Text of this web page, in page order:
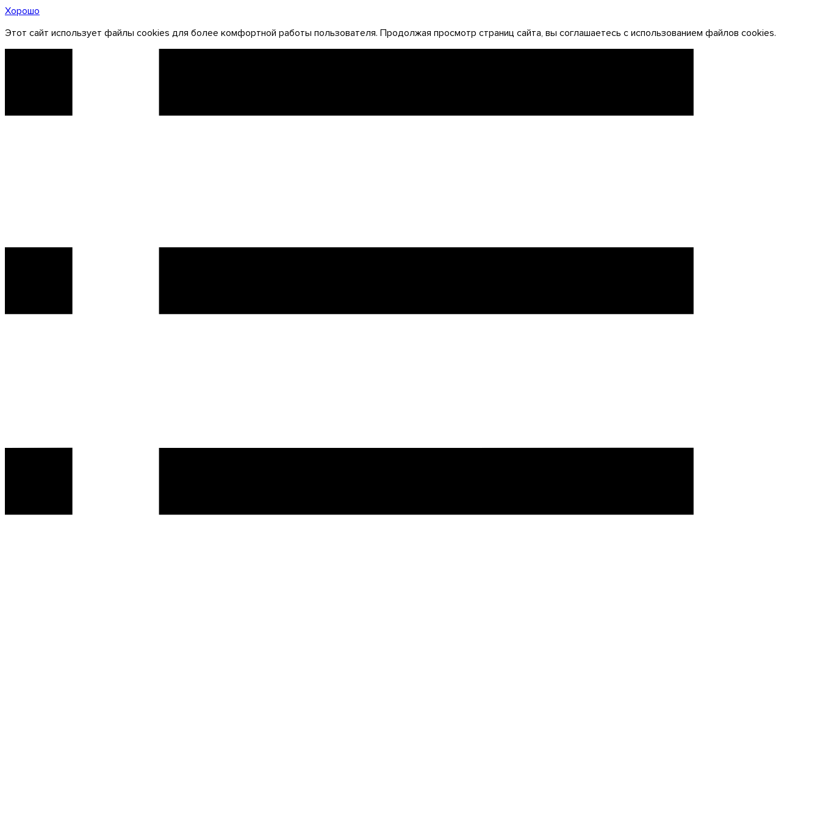
Хорошо
Этот сайт использует файлы cookies для более комфортной работы пользователя. Продолжая просмотр страниц сайта, вы соглашаетесь с использованием файлов cookies.